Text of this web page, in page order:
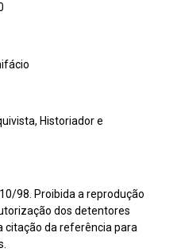
Historiador e
98. Proibida a reprodução
dos detentores
citação da referência para